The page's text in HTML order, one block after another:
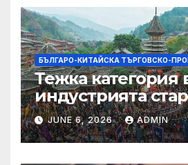
БЪЛГАРО-КИТАЙСКА ТЪРГОВСКО-
Тежка категория
индустрията
алианс за
слънчева
JUNE 6, 2026 ADMIN